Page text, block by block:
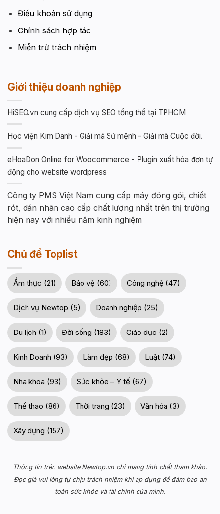
Điều khoản sử dụng
Chính sách hợp tác
Miễn trừ trách nhiệm
Giới thiệu doanh nghiệp
HiSEO.vn cung cấp dịch vụ SEO tổng thể tại TPHCM
Học viện Kim Danh - Giải mã Sứ mệnh - Giải mã Cuộc đời.
eHoaDon Online for Woocommerce - Plugin xuất hóa đơn tự
động cho website wordpress
Công ty PMS Việt Nam cung cấp máy đóng gói, chiết
rót, dán nhãn cao cấp chất lượng nhất trên thị trường
hiện nay với nhiều năm kinh nghiệm
Chủ đề Toplist
Ẩm thực (21) Bảo vệ (60) Công nghệ (47)
Dịch vụ Newtop (5) Doanh nghiệp (25)
Du lịch (1) Đời sống (183) Giáo dục (2)
Kinh Doanh (93) Làm đẹp (68) Luật (74)
Nha khoa (93) Sức khỏe – Y tế (67)
Thể thao (86) Thời trang (23) Văn hóa (3)
Xây dựng (157)
Thông tin trên website Newtop.vn chỉ mang tính chất tham khảo.
Đọc giả vui lòng tự chịu trách nhiệm khi áp dụng để đảm bảo an
toàn sức khỏe và tài chính của mình.